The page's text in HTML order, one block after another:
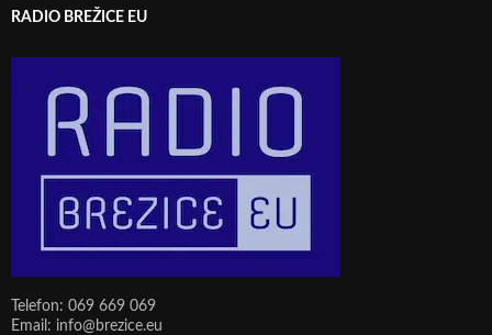
RADIO BREŽICE EU
Telefon: 069 669 069
Email: info@brezice.eu